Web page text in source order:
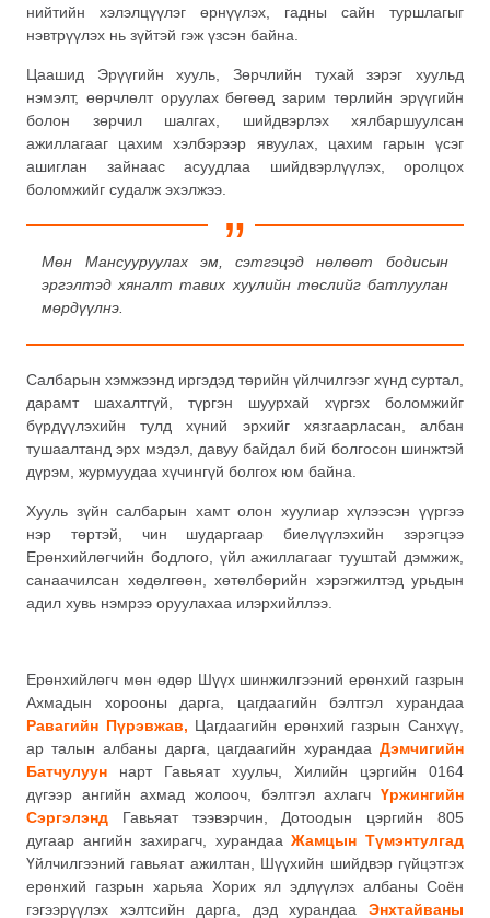
нийтийн хэлэлцүүлэг өрнүүлэх, гадны сайн туршлагыг
нэвтрүүлэх нь зүйтэй гэж үзсэн байна.
Цаашид Эрүүгийн хууль, Зөрчлийн тухай зэрэг хуульд
нэмэлт, өөрчлөлт оруулах бөгөөд зарим төрлийн эрүүгийн
болон зөрчил шалгах, шийдвэрлэх хялбаршуулсан
ажиллагааг цахим хэлбэрээр явуулах, цахим гарын үсэг
ашиглан зайнаас асуудлаа шийдвэрлүүлэх, оролцох
боломжийг судалж эхэлжээ.
Мөн Мансууруулах эм, сэтгэцэд нөлөөт бодисын
эргэлтэд хяналт тавих хуулийн төслийг батлуулан
мөрдүүлнэ.
Салбарын хэмжээнд иргэдэд төрийн үйлчилгээг хүнд суртал,
дарамт шахалтгүй, түргэн шуурхай хүргэх боломжийг
бүрдүүлэхийн тулд хүний эрхийг хязгаарласан, албан
тушаалтанд эрх мэдэл, давуу байдал бий болгосон шинжтэй
дүрэм, журмуудаа хүчингүй болгох юм байна.
Хууль зүйн салбарын хамт олон хуулиар хүлээсэн үүргээ
нэр төртэй, чин шударгаар биелүүлэхийн зэрэгцээ
Ерөнхийлөгчийн бодлого, үйл ажиллагааг тууштай дэмжиж,
санаачилсан хөдөлгөөн, хөтөлбөрийн хэрэгжилтэд урьдын
адил хувь нэмрээ оруулахаа илэрхийллээ.
Ерөнхийлөгч мөн өдөр Шүүх шинжилгээний ерөнхий газрын
Ахмадын хорооны дарга, цагдаагийн бэлтгэл хурандаа
Равагийн Пүрэвжав, Цагдаагийн ерөнхий газрын Санхүү,
ар талын албаны дарга, цагдаагийн хурандаа Дэмчигийн
Батчулуун нарт Гавьяат хуульч, Хилийн цэргийн 0164
дүгээр ангийн ахмад жолооч, бэлтгэл ахлагч Үржингийн
Сэргэлэнд Гавьяат тээвэрчин, Дотоодын цэргийн 805
дугаар ангийн захирагч, хурандааЖамцын Түмэнтулгад
Үйлчилгээний гавьяат ажилтан, Шүүхийн шийдвэр гүйцэтгэх
ерөнхий газрын харьяа Хорих ял эдлүүлэх албаны Соён
гэгээрүүлэх хэлтсийн дарга, дэд хурандаа Энхтайваны